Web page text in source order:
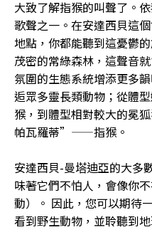
大致了解指猴的叫聲了。
歌聲之一。在安達西貝這
地點，你都能聽到這憂鬱
茂密的常綠森林，這聲音
氛圍的生態系統增添更多
逅眾多靈長類動物；從體
猴，到體型相對較大的冕
帕瓦羅蒂”——指猴。
安達西貝-曼塔迪亞的大多
味著它們不怕人，會像你
動）。 因此，您可以期待
看到野生動物，並聆聽到